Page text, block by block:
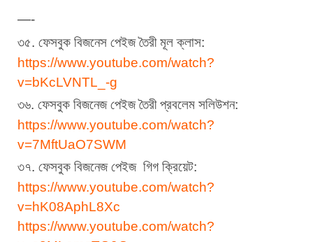
—-
৩৫. ফেসবুক বিজনেস পেইজ তৈরী মূল ক্লাস:
https://www.youtube.com/watch?
v=bKcLVNTL_-g
৩৬. ফেসবুক বিজনেজ পেইজ তৈরী প্রবলেম সলিউশন:
https://www.youtube.com/watch?
v=7MftUaO7SWM
৩৭. ফেসবুক বিজনেজ পেইজ  গিগ ক্রিয়েট:
https://www.youtube.com/watch?
v=hK08AphL8Xc
https://www.youtube.com/watch?